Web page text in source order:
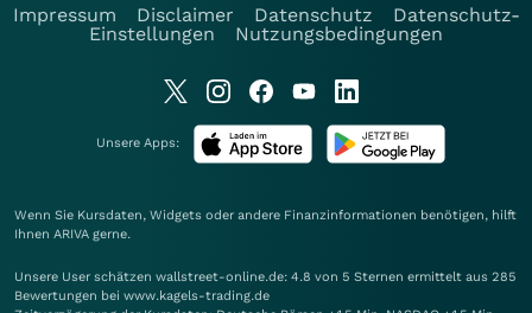
Impressum
Disclaimer Datenschutz
Datenschutz-
Einstellungen
Nutzungsbedingungen
Unsere Apps:
Wenn Sie Kursdaten, Widgets oder andere Finanzinformationen benötigen, hilft
Ihnen ARIVA gerne.
Unsere User schätzen wallstreet-online.de: 4.8 von 5 Sternen ermittelt aus 285
Bewertungen bei www.kagels-trading.de